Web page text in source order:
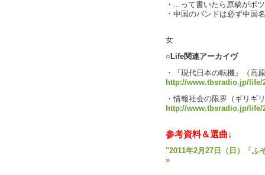
・...って書いたら原稿がボ
・中国のバンドは必ず中国
女
○Life関連アーカイヴ
・『現代日本の転機』（高
http://www.tbsradio.jp/life/
・情報社会の限界（ギリギ
http://www.tbsradio.jp/life/
参考資料＆選曲↓
"2011年2月27日（日）「ふ
»